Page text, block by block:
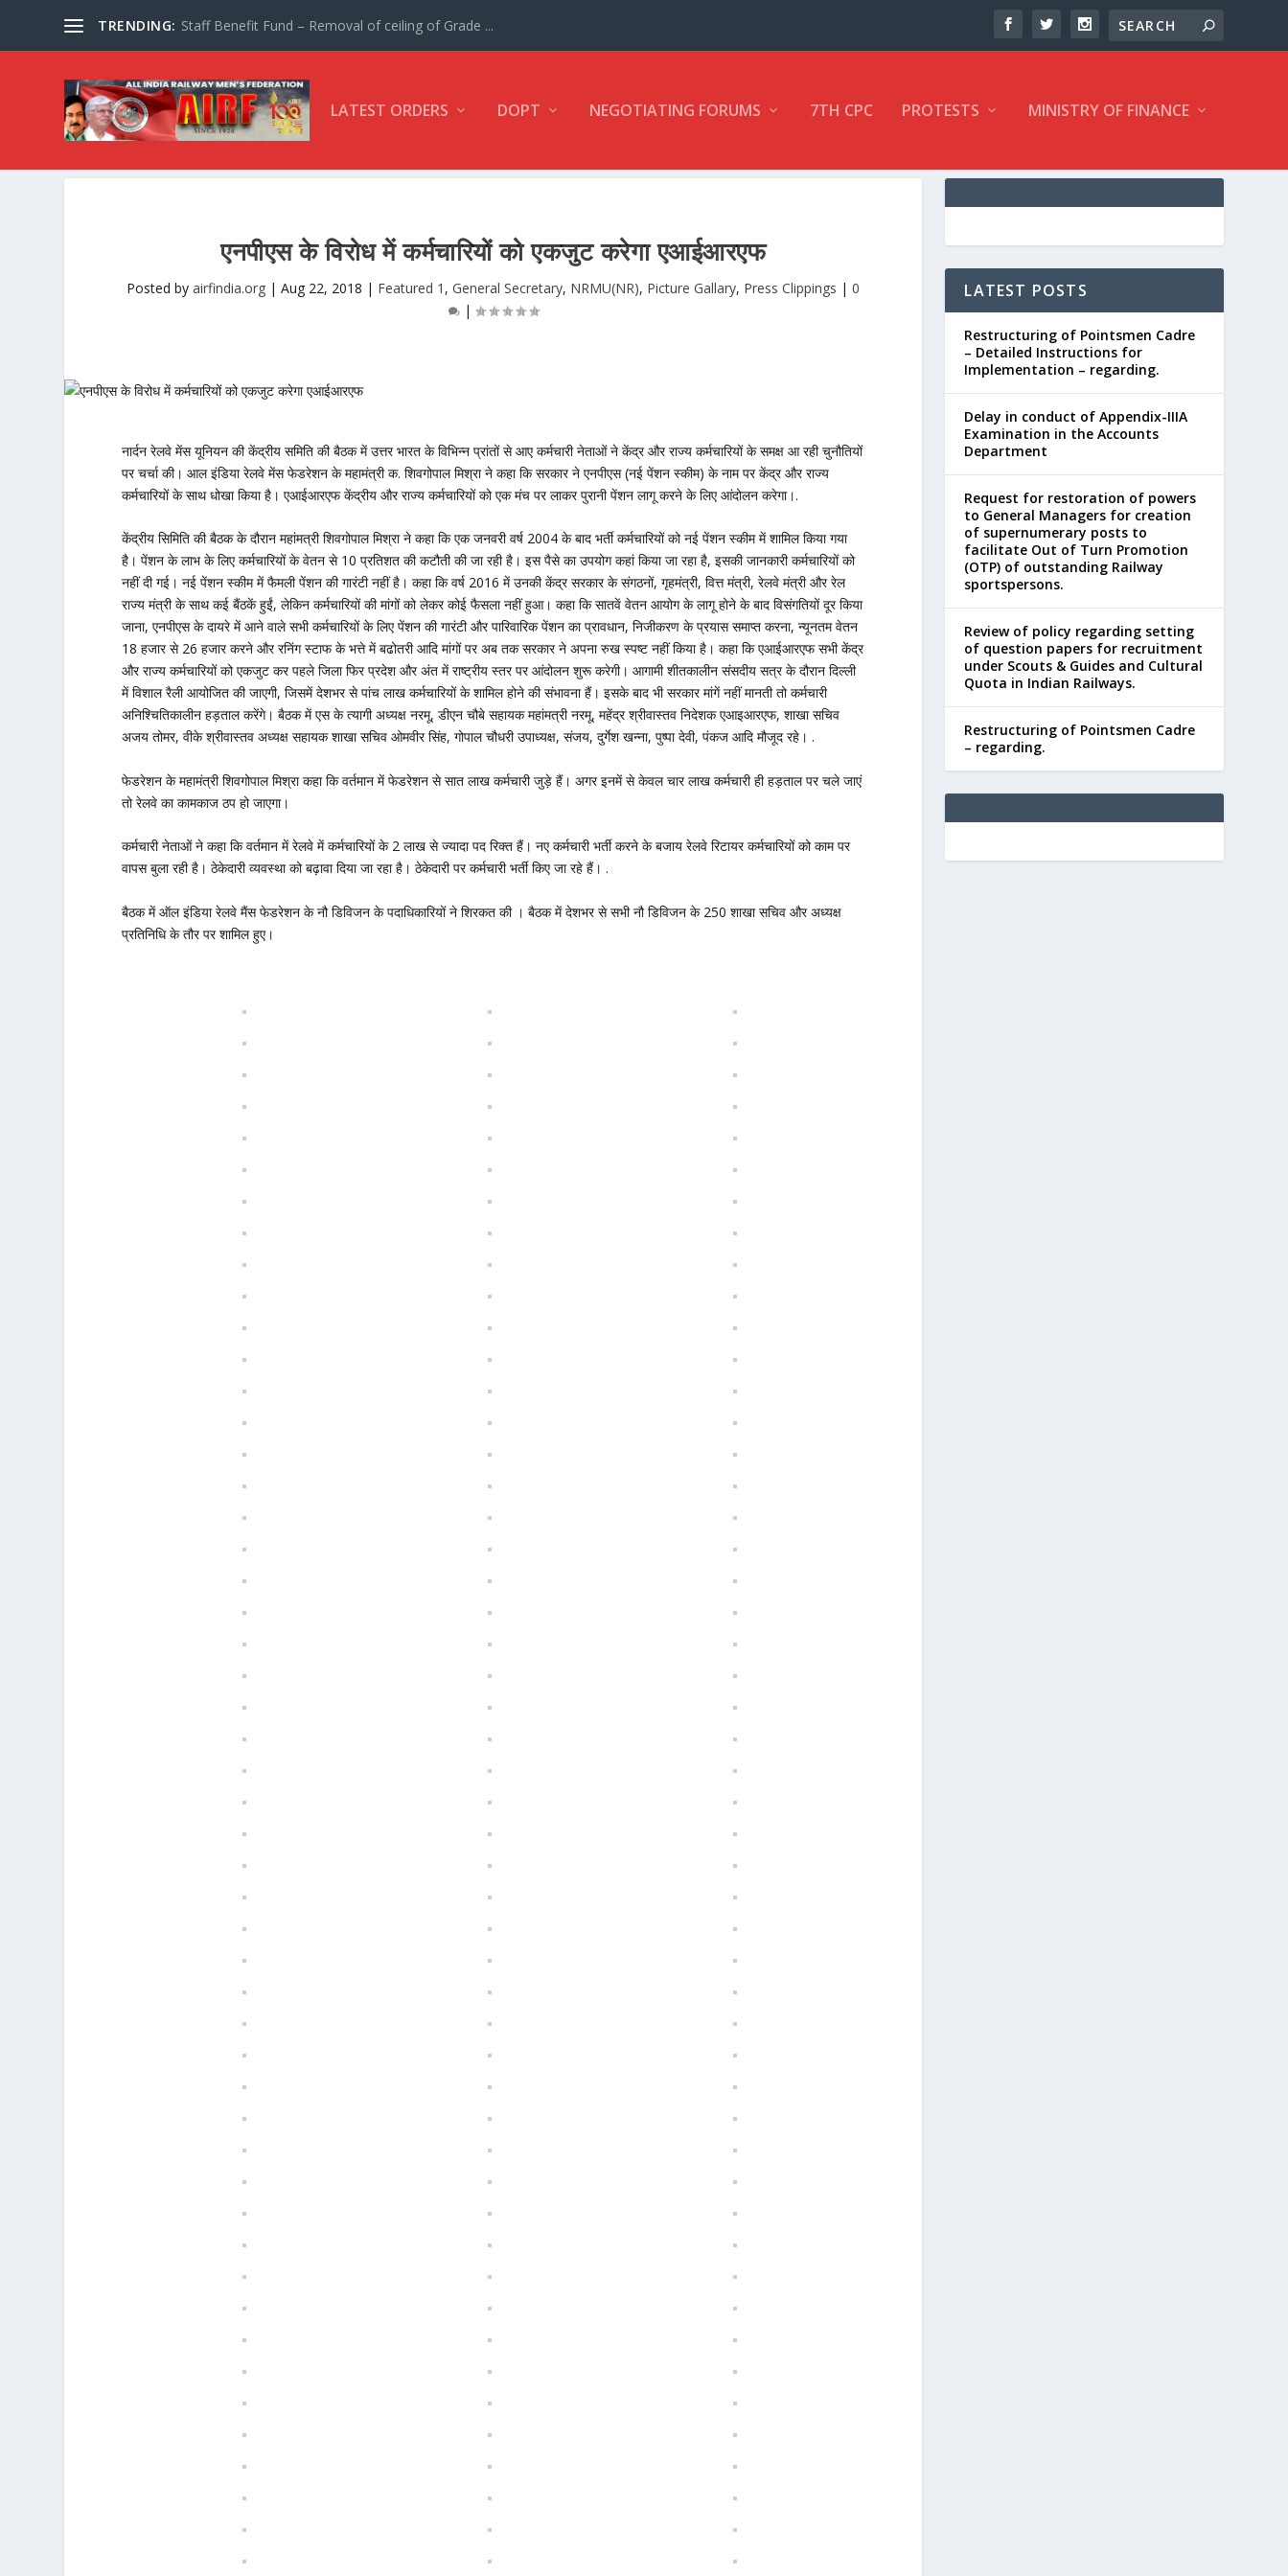
TRENDING: Staff Benefit Fund – Removal of ceiling of Grade ...
LATEST ORDERS DOPT NEGOTIATING FORUMS 7TH CPC PROTESTS MINISTRY OF FINANCE
एनपीएस के विरोध में कर्मचारियों को एकजुट करेगा एआईआरएफ
Posted byairfindia.org |Aug 22, 2018 | Featured 1 ,General Secretary, NRMU(NR), Picture Gallary, Press Clippings |0
|
नार्दन रेलवे मेंस यूनियन की केंद्रीय समिति की बैठक में उत्तर भारत के विभिन्न प्रांतों से आए कर्मचारी नेताओं ने केंद्र और राज्य कर्मचारियों के समक्ष आ रही चुनौतियों
पर चर्चा की। आल इंडिया रेलवे मेंस फेडरेशन के महामंत्री क. शिवगोपाल मिश्रा ने कहा कि सरकार ने एनपीएस (नई पेंशन स्कीम) के नाम पर केंद्र और राज्य
कर्मचारियों के साथ धोखा किया है। एआईआरएफ केंद्रीय और राज्य कर्मचारियों को एक मंच पर लाकर पुरानी पेंशन लागू करने के लिए आंदोलन करेगा।.
केंद्रीय सिमिति की बैठक के दौरान महांमत्री शिवगोपाल मिश्रा ने कहा कि एक जनवरी वर्ष 2004 के बाद भर्ती कर्मचारियों को नई पेंशन स्कीम में शामिल किया गया
है। पेंशन के लाभ के लिए कर्मचारियों के वेतन से 10 प्रतिशत की कटौती की जा रही है। इस पैसे का उपयोग कहां किया जा रहा है, इसकी जानकारी कर्मचारियों को
नहीं दी गई। नई पेंशन स्कीम में फैमली पेंशन की गारंटी नहीं है। कहा कि वर्ष 2016 में उनकी केंद्र सरकार के संगठनों, गृहमंत्री, वित्त मंत्री, रेलवे मंत्री और रेल
राज्य मंत्री के साथ कई बैंठकें हुईं, लेकिन कर्मचारियों की मांगों को लेकर कोई फैसला नहीं हुआ। कहा कि सातवें वेतन आयोग के लागू होने के बाद विसंगतियों दूर किया
जाना, एनपीएस के दायरे में आने वाले सभी कर्मचारियों के लिए पेंशन की गारंटी और पारिवारिक पेंशन का प्रावधान, निजीकरण के प्रयास समाप्त करना, न्यूनतम वेतन
18 हजार से 26 हजार करने और रनिंग स्टाफ के भत्ते में बढोतरी आदि मांगों पर अब तक सरकार ने अपना रुख स्पष्ट नहीं किया है। कहा कि एआईआरएफ सभी केंद्र
और राज्य कर्मचारियों को एकजुट कर पहले जिला फिर प्रदेश और अंत में राष्ट्रीय स्तर पर आंदोलन शुरू करेगी। आगामी शीतकालीन संसदीय सत्र के दौरान दिल्ली
में विशाल रैली आयोजित की जाएगी, जिसमें देशभर से पांच लाख कर्मचारियों के शामिल होने की संभावना हैं। इसके बाद भी सरकार मांगें नहीं मानती तो कर्मचारी
अनिश्चितिकालीन हड़ताल करेंगे। बैठक में एस के त्यागी अध्यक्ष नरमू, डीएन चौबे सहायक महांमत्री नरमू, महेंद्र श्रीवास्तव निदेशक एआइआरएफ, शाखा सचिव
अजय तोमर, वीके श्रीवास्तव अध्यक्ष सहायक शाखा सचिव ओमवीर सिंह, गोपाल चौधरी उपाध्यक्ष, संजय, दुर्गेश खन्ना, पुष्पा देवी, पंकज आदि मौजूद रहे। .
फेडरेशन के महामंत्री शिवगोपाल मिश्रा कहा कि वर्तमान में फेडरेशन से सात लाख कर्मचारी जुड़े हैं। अगर इनमें से केवल चार लाख कर्मचारी ही हड़ताल पर चले जाएं
तो रेलवे का कामकाज ठप हो जाएगा।
कर्मचारी नेताओं ने कहा कि वर्तमान में रेलवे में कर्मचारियों के 2 लाख से ज्यादा पद रिक्त हैं। नए कर्मचारी भर्ती करने के बजाय रेलवे रिटायर कर्मचारियों को काम पर
वापस बुला रही है। ठेकेदारी व्यवस्था को बढ़ावा दिया जा रहा है। ठेकेदारी पर कर्मचारी भर्ती किए जा रहे हैं। .
बैठक में ऑल इंडिया रेलवे मैंस फेडरेशन के नौ डिविजन के पदाधिकारियों ने शिरकत की । बैठक में देशभर से सभी नौ डिविजन के 250 शाखा सचिव और अध्यक्ष
प्रतिनिधि के तौर पर शामिल हुए।
LATEST POSTS
Restructuring of Pointsmen Cadre
– Detailed Instructions for
Implementation – regarding.
Delay in conduct of Appendix-IIIA
Examination in the Accounts
Department
Request for restoration of powers
to General Managers for creation
of supernumerary posts to
facilitate Out of Turn Promotion
(OTP) of outstanding Railway
sportspersons.
Review of policy regarding setting
of question papers for recruitment
under Scouts & Guides and Cultural
Quota in Indian Railways.
Restructuring of Pointsmen Cadre
– regarding.